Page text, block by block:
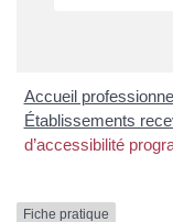
Accueil
Établissements
d’accessibilité
Fiche pratique